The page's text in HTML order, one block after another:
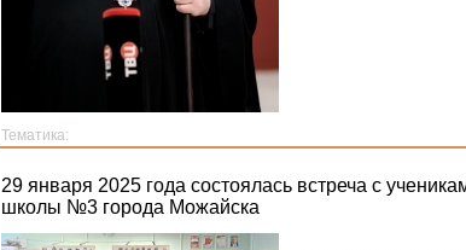
Тематика:
29 января 2025 года состоялась встреча с
школы №3 города Можайска